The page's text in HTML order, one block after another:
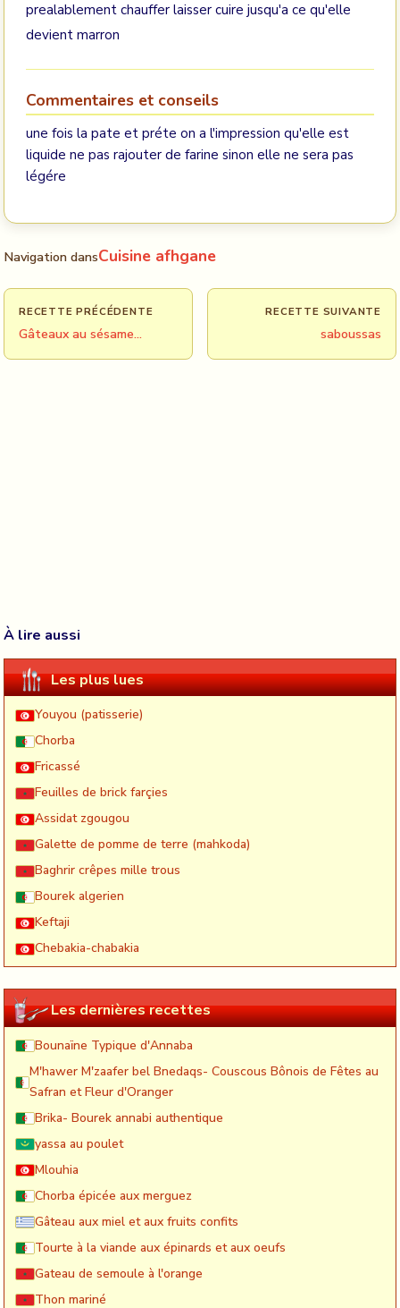
prealablement chauffer laisser cuire jusqu'a ce qu'elle
devient marron
Commentaires et conseils
une fois la pate et préte on a l'impression qu'elle est
liquide ne pas rajouter de farine sinon elle ne sera pas
légére
Navigation dansCuisine afhgane
RECETTE PRÉCÉDENTE
Gâteaux au sésame...
RECETTE SUIVANTE
saboussas
À lire aussi
Les plus lues
Youyou (patisserie)
Chorba
Fricassé
Feuilles de brick farçies
Assidat zgougou
Galette de pomme de terre (mahkoda)
Baghrir crêpes mille trous
Bourek algerien
Keftaji
Chebakia-chabakia
Les dernières recettes
Bounaïne Typique d'Annaba
M'hawer M'zaafer bel Bnedaqs- Couscous Bônois de Fêtes au
Safran et Fleur d'Oranger
Brika- Bourek annabi authentique
yassa au poulet
Mlouhia
Chorba épicée aux merguez
Gâteau aux miel et aux fruits confits
Tourte à la viande aux épinards et aux oeufs
Gateau de semoule à l'orange
Thon mariné